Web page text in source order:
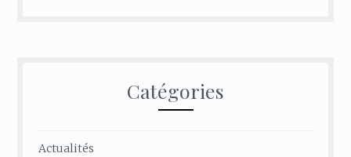
Catégories
Actualités